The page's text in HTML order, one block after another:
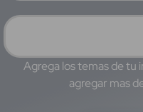
Agrega los temas de tu
agregar mas